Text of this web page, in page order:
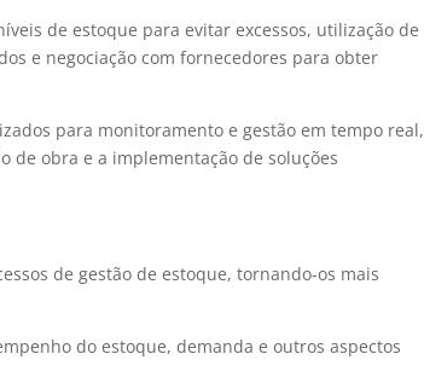
de estoque para evitar excessos, utilização de
e negociação com fornecedores para obter
para monitoramento e gestão em tempo real,
de obra e a implementação de soluções
de gestão de estoque, tornando-os mais
do estoque, demanda e outros aspectos